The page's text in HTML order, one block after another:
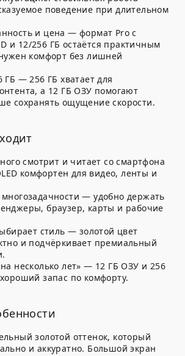
поведение при длительном
и цена — формат Pro с
и 12/256 ГБ остаётся практичным
комфорт без лишней
— 256 ГБ хватает для
а 12 ГБ ОЗУ помогают
сохранять ощущение скорости.
смотрит и читает со смартфона
комфортен для видео, ленты и
— удобно держать
браузер, карты и рабочие
стиль — золотой цвет
и подчёркивает премиальный
несколько лет» — 12 ГБ ОЗУ и 256
запас по комфорту.
золотой оттенок, который
и аккуратно. Большой экран